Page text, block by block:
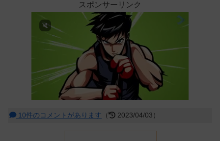
スポンサーリンク
10件のコメントがあります （ 2023/04/03）